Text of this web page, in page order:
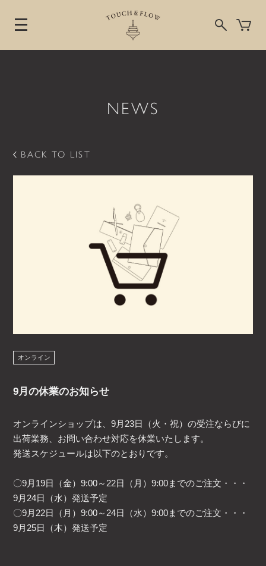
ン
NEWS
BACK TO LIST
オンライン
9月の休業のお知らせ
オンラインショップは、9月23日（火・祝）の受注ならびに
出荷業務、お問い合わせ対応を休業いたします。
発送スケジュールは以下のとおりです。
〇9月19日（金）9:00～22日（月）9:00までのご注文・・・
9月24日（水）発送予定
〇9月22日（月）9:00～24日（水）9:00までのご注文・・・
9月25日（木）発送予定